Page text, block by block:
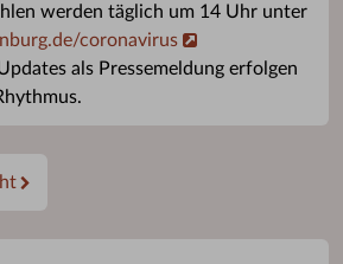
werden täglich um 14 Uhr unter
coronavirus
als Pressemeldung erfolgen